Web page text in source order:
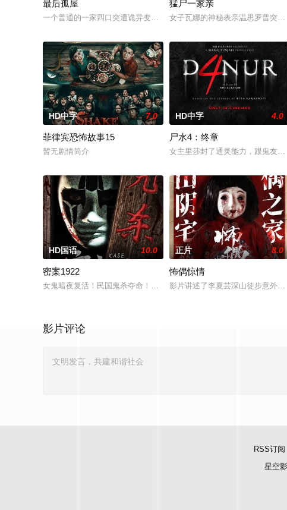
最后孤屋
一个普通的一家四口突遭诡异变故，被困在自家房屋中超过 1000 天无
猛尸一家亲
女子瓦娜的神秘表亲温思罗普突
HD中字 7.0
菲律宾恐怖故事15
暂无剧情简介
HD中字 4.0
尸水4：终章
女主里莎封了通灵能力，跟鬼友
HD国语 10.0
密案1922
女鬼暗夜复活！民国鬼杀夺命！白米埋尸噬魂杀，鬼刃穿腹斩灵杀，女
正片 8.0
怖偶惊情
影片讲述了李夏芸深山徒步意外
影片评论
RSS订阅
星空